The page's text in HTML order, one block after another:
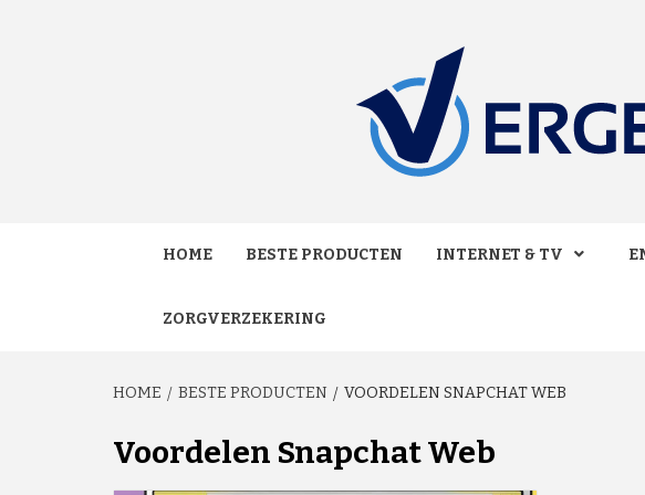
HOME BESTE PRODUCTEN INTERNET & TV
ZORGVERZEKERING
HOME BESTE PRODUCTEN VOORDELEN SNAPCHAT WEB
Voordelen Snapchat Web